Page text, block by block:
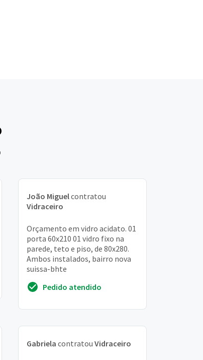
João Miguelcontratou
Vidraceiro
Orçamento em vidro acidato. 01
porta 60x210 01 vidro fixo na
parede, teto e piso, de 80x280.
Ambos instalados, bairro nova
suissa-bhte
Pedido atendido
Gabriela contratou Vidraceiro